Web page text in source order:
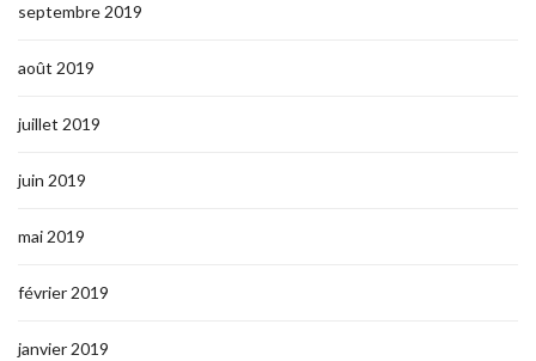
septembre 2019
août 2019
juillet 2019
juin 2019
mai 2019
février 2019
janvier 2019